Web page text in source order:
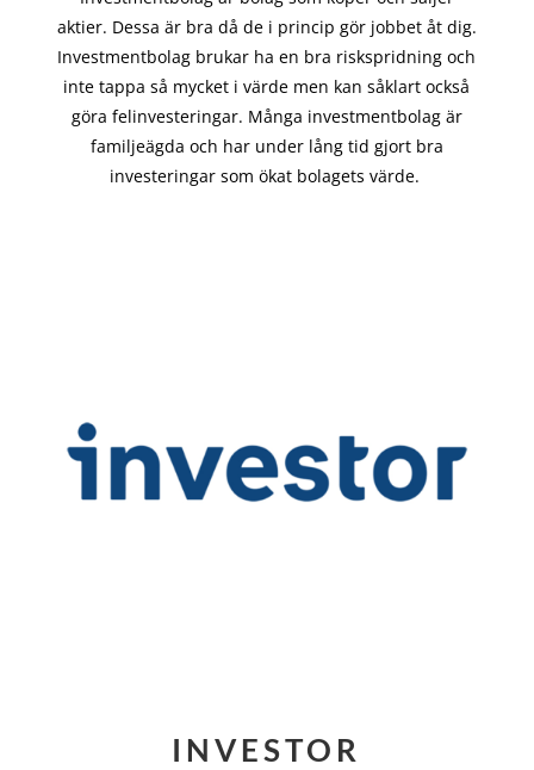
aktier. Dessa är bra då de i princip görjobbet åt dig.
Investmentbolag brukar ha en bra riskspridning och
inte tappa så mycket i värde men kan såklart också
göra felinvesteringar. Många investmentbolag är
familjeägda och har under lång tid gjort bra
investeringar som ökat bolagets värde.
INVESTOR